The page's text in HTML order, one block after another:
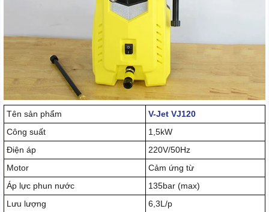
Tên sản phẩm
V-Jet VJ120
Công suất
1,5kW
Điện áp
220V/50Hz
Motor
Cảm ứng từ
Áp lực phun nước
135bar (max)
Lưu lượng
6,3L/p